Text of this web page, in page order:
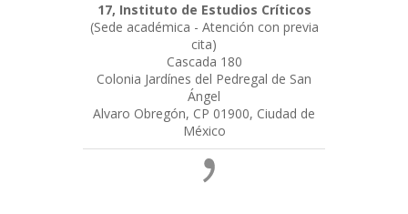
17, Instituto de Estudios Críticos
(Sede académica - Atención con previa
cita)
Cascada 180
Colonia Jardínes del Pedregal de San
Ángel
Alvaro Obregón, CP 01900, Ciudad de
México